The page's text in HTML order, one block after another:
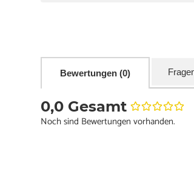
Bewertungen (0)
0,0 Gesamt
Noch sind Bewertungen vorhanden.